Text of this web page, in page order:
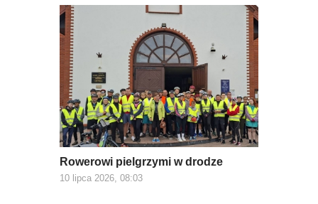
Rowerowi pielgrzymi w drodze
10 lipca 2026, 08:03